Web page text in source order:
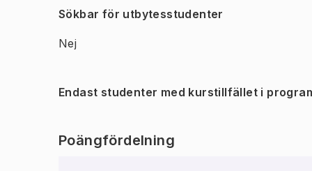
Sökbar för utbytesstudenter
Nej
Endast studenter med kurstillfället i
Poängfördelning